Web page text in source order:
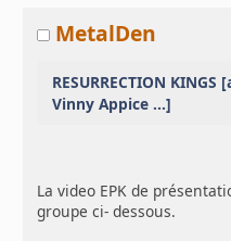
MetalDen
RESURRECTION
Vinny Appice ...]
La video EPK de
groupe ci- dessous.